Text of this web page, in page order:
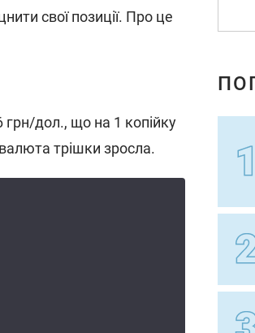
свої позиції. Про це
грн/дол., що на 1 копійку
трішки зросла.